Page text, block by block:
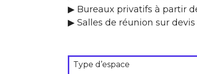
▶ Bureaux privatifs à partir
▶ Salles de réunion sur devis
Type d’espace